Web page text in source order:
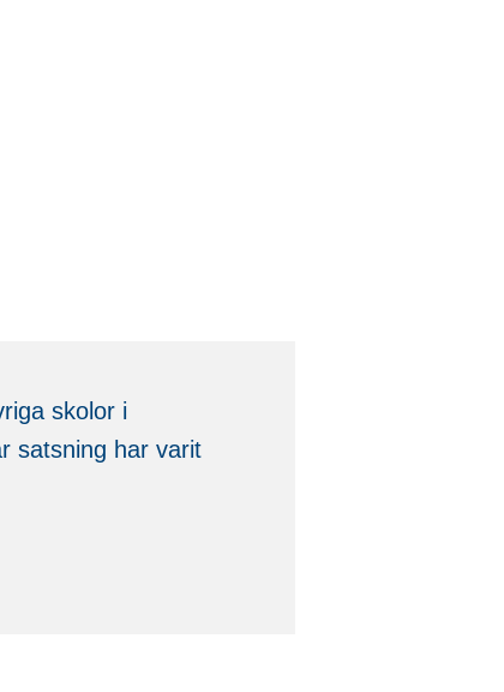
skolor i
satsning har varit